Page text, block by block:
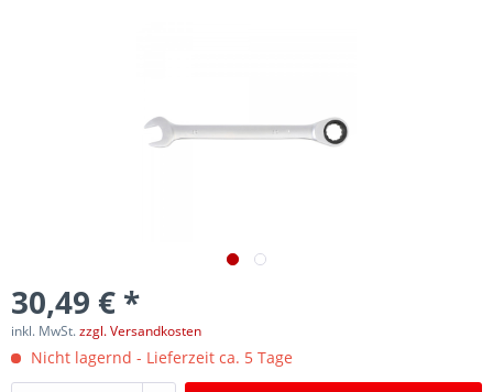
30,49 € *
inkl. MwSt.zzgl. Versandkosten
Nicht lagernd - Lieferzeit ca. 5 Tage